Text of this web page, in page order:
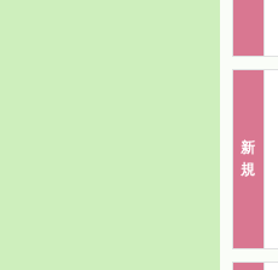
新
規